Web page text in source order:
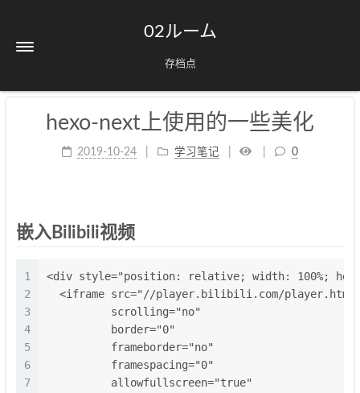
02ルーム
存档点
hexo-next上使用的一些美化
2019-10-24 学习笔记 0
嵌入Bilibili视频
1
2
3
4
5
6
7
<div style="position: relative; width: 100%;
<iframe src="//player.bilibili.com/
          scrolling="no"
          border="0"
          frameborder="no"
          framespacing="0"
          allowfullscreen="true"